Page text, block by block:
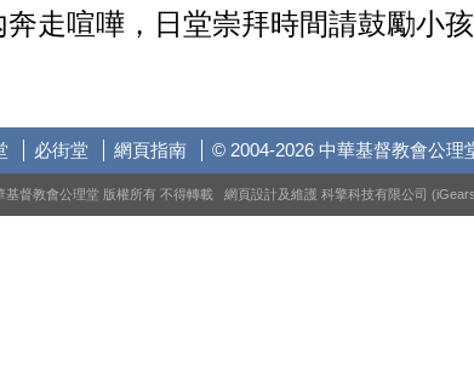
走喧嘩，日堂崇拜時間請鼓勵小孩
必街堂 網頁指南 © 2004-2026 中華基督教會公理
基督教會公理堂 版權所有 不得轉載 網頁設計及維護 科擎科技有限公司